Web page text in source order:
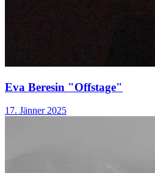
Eva Beresin "Offstage"
17. Jänner 2025